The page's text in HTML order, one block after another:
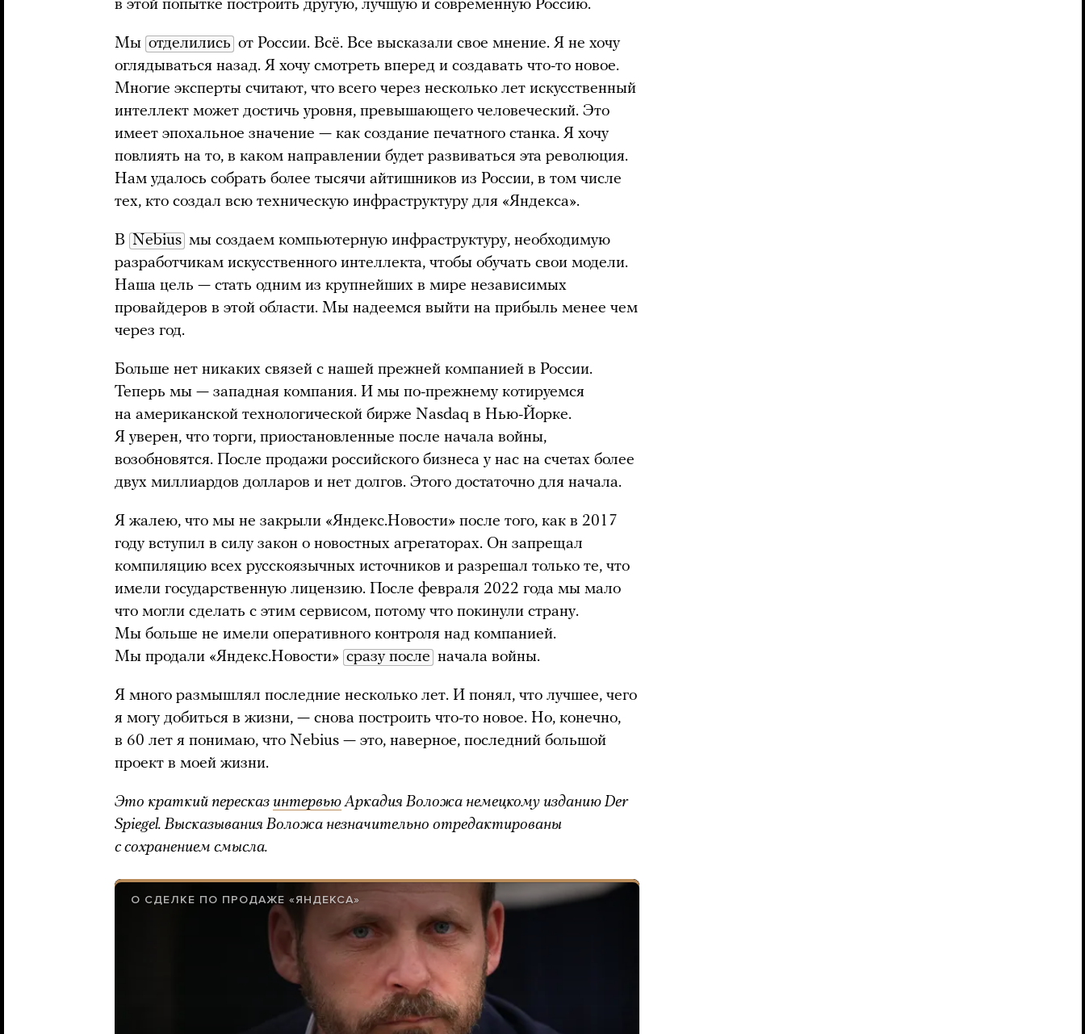
в этой попытке построить другую, лучшую и современную Россию.
Мы отделились от России. Всё. Все высказали свое мнение. Я не хочу
оглядываться назад. Я хочу смотреть вперед и создавать что-то новое.
Многие эксперты считают, что всего через несколько лет искусственный
интеллект может достичь уровня, превышающего человеческий. Это
имеет эпохальное значение — как создание печатного станка. Я хочу
повлиять на то, в каком направлении будет развиваться эта революция.
Нам удалось собрать более тысячи айтишников из России, в том числе
тех, кто создал всю техническую инфраструктуру для «Яндекса».
В Nebius мы создаем компьютерную инфраструктуру, необходимую
разработчикам искусственного интеллекта, чтобы обучать свои модели.
Наша цель — стать одним из крупнейших в мире независимых
провайдеров в этой области. Мы надеемся выйти на прибыль менее чем
через год.
Больше нет никаких связей с нашей прежней компанией в России.
Теперь мы — западная компания. И мы по-прежнему котируемся
на американской технологической бирже Nasdaq в Нью-Йорке.
Я уверен, что торги, приостановленные после начала войны,
возобновятся. После продажи российского бизнеса у нас на счетах более
двух миллиардов долларов и нет долгов. Этого достаточно для начала.
Я жалею, что мы не закрыли «Яндекс.Новости» после того, как в 2017
году вступил в силу закон о новостных агрегаторах. Он запрещал
компиляцию всех русскоязычных источников и разрешал только те, что
имели государственную лицензию. После февраля 2022 года мы мало
что могли сделать с этим сервисом, потому что покинули страну.
Мы больше не имели оперативного контроля над компанией.
Мы продали «Яндекс.Новости» сразу после начала войны.
Я много размышлял последние несколько лет. И понял, что лучшее, чего
я могу добиться в жизни, — снова построить что-то новое. Но, конечно,
в 60 лет я понимаю, что Nebius — это, наверное, последний большой
проект в моей жизни.
Это краткий пересказ интервьюАркадия Воложа немецкому изданию Der
Spiegel. Высказывания Воложа незначительно отредактированы
с сохранением смысла.
О СДЕЛКЕ ПО ПРОДАЖЕ «ЯНДЕКСА»